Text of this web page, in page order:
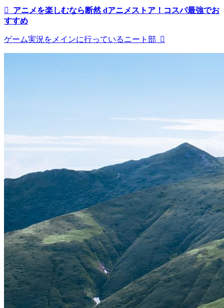
アニメを楽しむなら断然 dアニメストア！コスパ最強でお
すすめ
ゲーム実況をメインに行っているニート部